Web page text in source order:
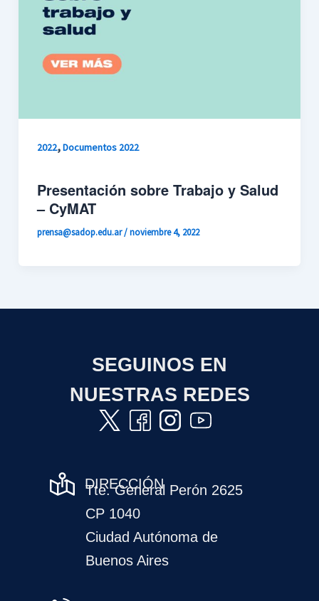
2022,Documentos 2022
Presentación sobre Trabajo y Salud
– CyMAT
prensa@sadop.edu.ar/noviembre 4, 2022
SEGUINOS EN
NUESTRAS REDES
DIRECCIÓN
Tte. General Perón 2625
CP 1040
Ciudad Autónoma de
Buenos Aires